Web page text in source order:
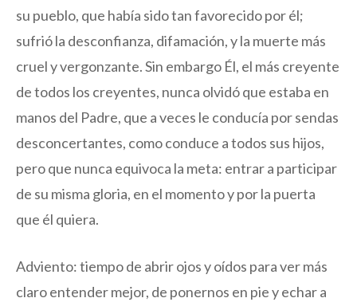
su pueblo, que había sido tan favorecido por él;
sufrió la desconfianza, difamación, y la muerte más
cruel y vergonzante. Sin embargo Él, el más creyente
de todos los creyentes, nunca olvidó que estaba en
manos del Padre, que a veces le conducía por sendas
desconcertantes, como conduce a todos sus hijos,
pero que nunca equivoca la meta: entrar a participar
de su misma gloria, en el momento y por la puerta
que él quiera.
Adviento: tiempo de abrir ojos y oídos para ver más
claro entender mejor, de ponernos en pie y echar a